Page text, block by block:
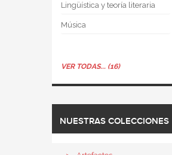
Lingüística y teoría literaria
Música
VER TODAS... (16)
NUESTRAS COLECCIONES